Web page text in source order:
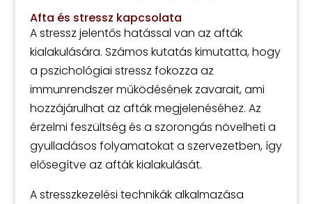
Afta és stressz kapcsolata
A stressz jelentős hatással van az afták
kialakulására. Számos kutatás kimutatta, hogy
a pszichológiai stressz fokozza az
immunrendszer működésének zavarait, ami
hozzájárulhat az afták megjelenéséhez. Az
érzelmi feszültség és a szorongás növelheti a
gyulladásos folyamatokat a szervezetben, így
elősegítve az afták kialakulását.
A stresszkezelési technikák alkalmazása